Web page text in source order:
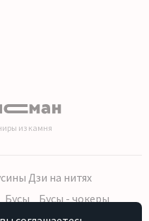
из камня
Дзи на нитях
Бусы
Бусы - чокеры